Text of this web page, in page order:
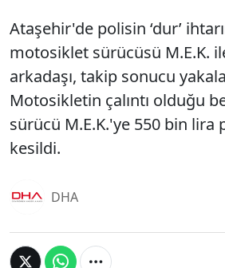
Ataşehir'de polisin ‘dur’
motosiklet sürücüsü M.E.K.
arkadaşı, takip sonucu
Motosikletin çalıntı olduğu
sürücü M.E.K.'ye 550 bin lira
kesildi.
DHA